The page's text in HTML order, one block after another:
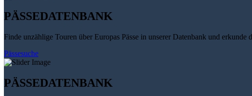
PÄSSEDATENBANK
Finde unzählige Touren über Europas Pässe in unserer Datenbank und
Pässesuche
PÄSSEDATENBANK